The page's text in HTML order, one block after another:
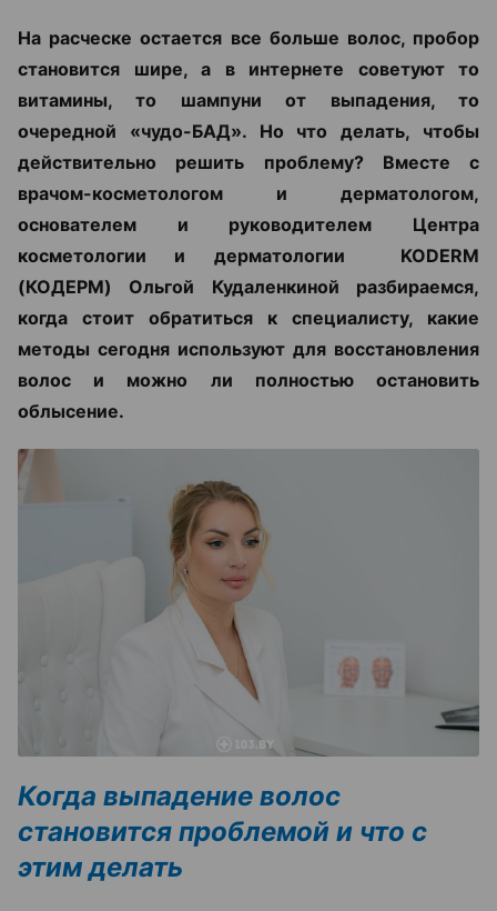
На расческе остается все больше волос, пробор
становится шире, а в интернете советуют то
витамины, то шампуни от выпадения, то
очередной «чудо-БАД». Но что делать, чтобы
действительно решить проблему? Вместе с
врачом-косметологом и дерматологом,
основателем и руководителем Центра
косметологии и дерматологии KODERM
(КОДЕРМ) Ольгой Кудаленкиной разбираемся,
когда стоит обратиться к специалисту, какие
методы сегодня используют для восстановления
волос и можно ли полностью остановить
облысение.
Когда выпадение волос
становится проблемой и что с
этим делать